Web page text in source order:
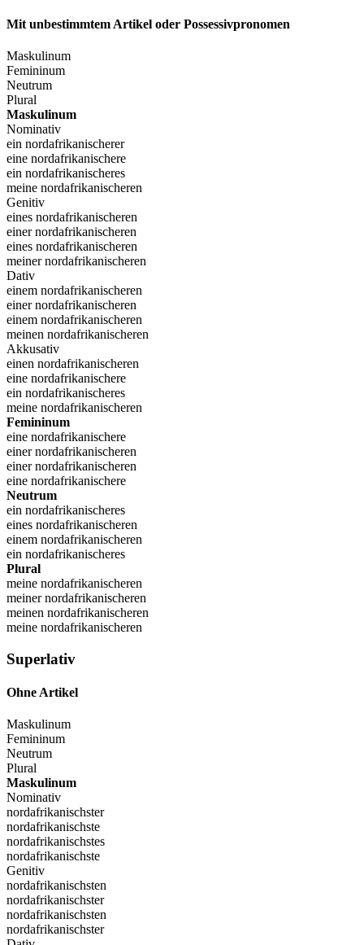
Mit unbestimmtem Artikel oder Possessivpronomen
Maskulinum
Femininum
Neutrum
Plural
Maskulinum
Nominativ
ein nordafrikanischerer
eine nordafrikanischere
ein nordafrikanischeres
meine nordafrikanischeren
Genitiv
eines nordafrikanischeren
einer nordafrikanischeren
eines nordafrikanischeren
meiner nordafrikanischeren
Dativ
einem nordafrikanischeren
einer nordafrikanischeren
einem nordafrikanischeren
meinen nordafrikanischeren
Akkusativ
einen nordafrikanischeren
eine nordafrikanischere
ein nordafrikanischeres
meine nordafrikanischeren
Femininum
eine nordafrikanischere
einer nordafrikanischeren
einer nordafrikanischeren
eine nordafrikanischere
Neutrum
ein nordafrikanischeres
eines nordafrikanischeren
einem nordafrikanischeren
ein nordafrikanischeres
Plural
meine nordafrikanischeren
meiner nordafrikanischeren
meinen nordafrikanischeren
meine nordafrikanischeren
Superlativ
Ohne Artikel
Maskulinum
Femininum
Neutrum
Plural
Maskulinum
Nominativ
nordafrikanischster
nordafrikanischste
nordafrikanischstes
nordafrikanischste
Genitiv
nordafrikanischsten
nordafrikanischster
nordafrikanischsten
nordafrikanischster